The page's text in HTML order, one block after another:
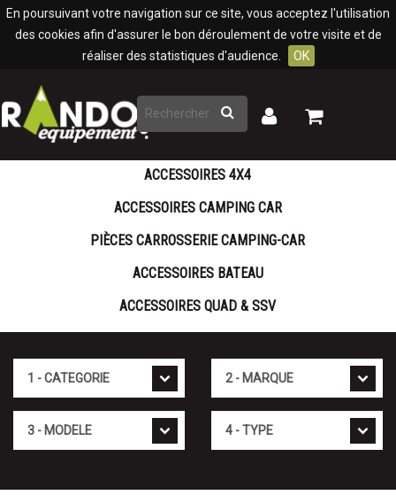
En poursuivant votre navigation sur ce site, vous acceptez l'utilisation
des cookies afin d'assurer le bon déroulement de votre visite et de
réaliser des statistiques d'audience.
OK
Rechercher
Mon
Mon
ACCESSOIRES 4X4
ACCESSOIRES CAMPING CAR
PIÈCES CARROSSERIE CAMPING-CAR
ACCESSOIRES BATEAU
ACCESSOIRES QUAD & SSV
Panneau de gestion des cookies